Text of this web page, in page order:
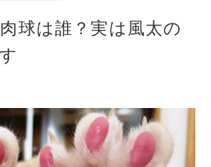
球は誰？実は風太の